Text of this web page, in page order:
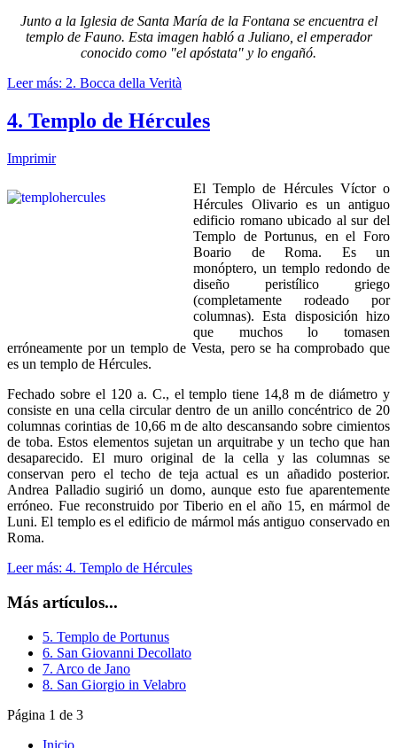
Junto a la Iglesia de Santa María de la Fontana se encuentra el
templo de Fauno. Esta imagen habló a Juliano, el emperador
conocido como "el apóstata" y lo engañó.
Leer más: 2. Bocca della Verità
4. Templo de Hércules
Imprimir
El Templo de Hércules Víctor o
Hércules Olivario es un antiguo
edificio romano ubicado al sur del
Templo de Portunus, en el Foro
Boario de Roma. Es un
monóptero, un templo redondo de
diseño peristílico griego
(completamente rodeado por
columnas). Esta disposición hizo
que muchos lo tomasen
erróneamente por un templo de Vesta, pero se ha comprobado que
es un templo de Hércules.
Fechado sobre el 120 a. C., el templo tiene 14,8 m de diámetro y
consiste en una cella circular dentro de un anillo concéntrico de 20
columnas corintias de 10,66 m de alto descansando sobre cimientos
de toba. Estos elementos sujetan un arquitrabe y un techo que han
desaparecido. El muro original de la cella y las columnas se
conservan pero el techo de teja actual es un añadido posterior.
Andrea Palladio sugirió un domo, aunque esto fue aparentemente
erróneo. Fue reconstruido por Tiberio en el año 15, en mármol de
Luni. El templo es el edificio de mármol más antiguo conservado en
Roma.
Leer más: 4. Templo de Hércules
Más artículos...
5. Templo de Portunus
6. San Giovanni Decollato
7. Arco de Jano
8. San Giorgio in Velabro
Página 1 de 3
Inicio